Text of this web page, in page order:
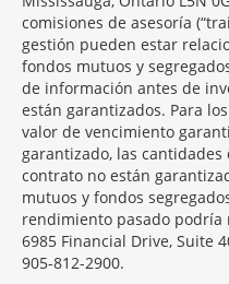
comisiones de asesoría
gestión pueden estar
fondos mutuos y
de información antes de
están garantizados. Para
valor de vencimiento
garantizado, las
contrato no están
mutuos y fondos
rendimiento pasado
6985 Financial Drive, Suite
905-812-2900.